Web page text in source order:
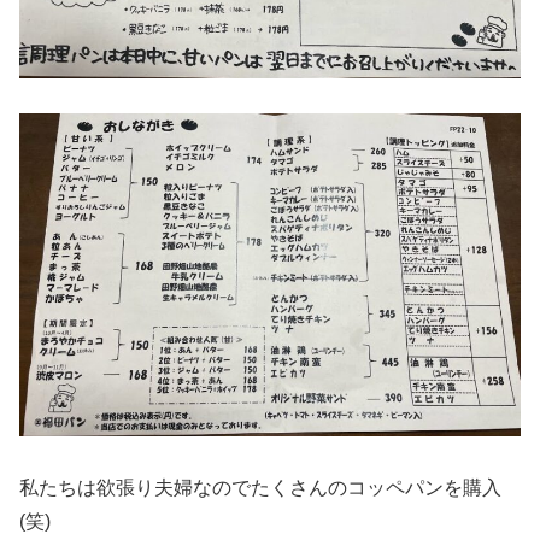
私たちは欲張り夫婦なのでたくさんのコッペパンを購入
(笑)